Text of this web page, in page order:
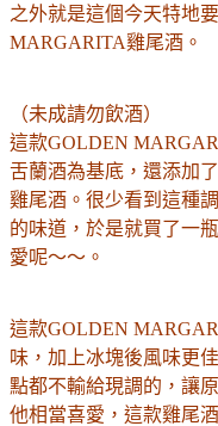
之外就是這個今天特地
MARGARITA雞尾酒。
（未成請勿飲酒）
這款GOLDEN
舌蘭酒為基底，還添加
雞尾酒。很少看到這種
的味道，於是就買了一
愛呢～～。
這款GOLDEN
味，加上冰塊後風味更
點都不輸給現調的，讓
他相當喜愛，這款雞尾